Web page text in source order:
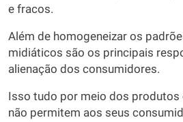
e fracos.
Além de homogeneizar os
midiáticos são os principais
alienação dos consumidores.
Isso tudo por meio dos produtos
não permitem aos seus